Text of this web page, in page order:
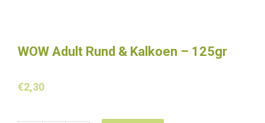
WOW Adult Rund & Kalkoen – 125gr
€2,30